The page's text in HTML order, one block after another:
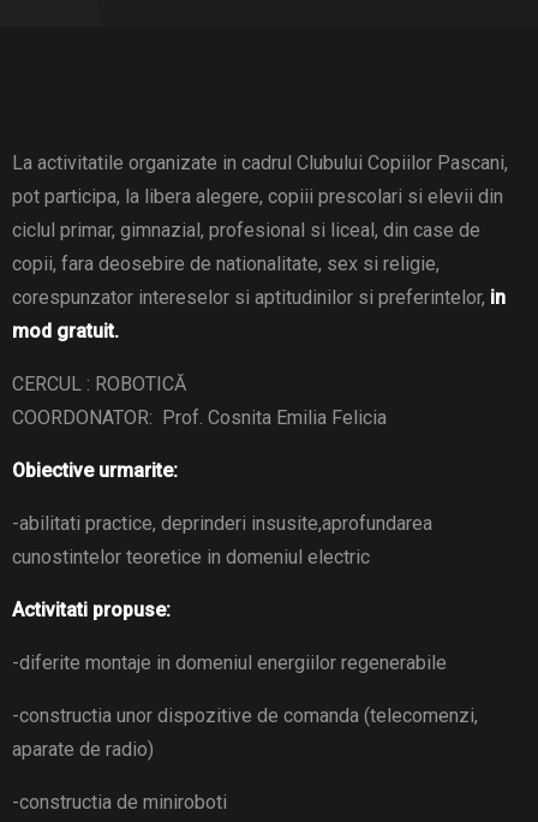
La activitatile organizate in cadrul Clubului Copiilor Pascani,
pot participa, la libera alegere, copiii prescolari si elevii din
ciclul primar, gimnazial, profesional si liceal, din case de
copii, fara deosebire de nationalitate, sex si religie,
corespunzator intereselor si aptitudinilor si preferintelor, in
mod gratuit.
CERCUL : ROBOTICĂ
COORDONATOR: Prof. Cosnita Emilia Felicia
Obiective urmarite:
-abilitati practice, deprinderi insusite,aprofundarea
cunostintelor teoretice in domeniul electric
Activitati propuse:
-diferite montaje in domeniul energiilor regenerabile
-constructia unor dispozitive de comanda (telecomenzi,
aparate de radio)
-constructia de miniroboti